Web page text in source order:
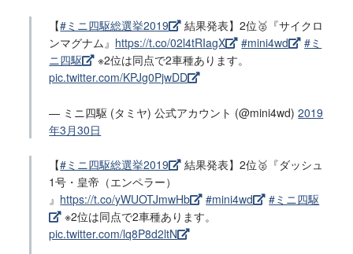
【#ミニ四駆総選挙2019
結果発表】2位🥈『サイクロ
ンマグナム』 https://t.co/02l4tRIagX #mini4wd
#ミ
ニ四駆
※2位は同点で2車種あります。
pic.twitter.com/KPJg0PjwDD
— ミニ四駆 (タミヤ) 公式アカウント (@mini4wd)2019
年3月30日
【#ミニ四駆総選挙2019
結果発表】2位🥈『ダッシュ
1号・皇帝（エンペラー）
』 https://t.co/yWUOTJmwHb #mini4wd
#ミニ四駆
※2位は同点で2車種あります。
pic.twitter.com/lq8P8d2ltN